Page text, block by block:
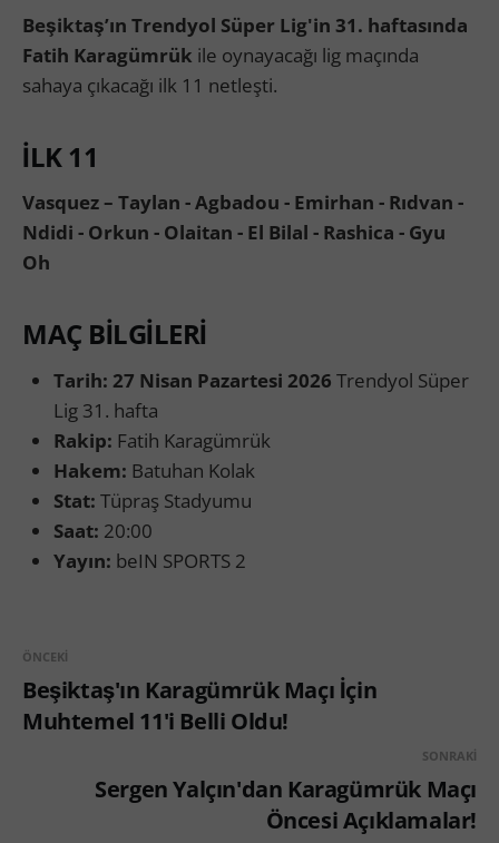
Beşiktaş’ın Trendyol Süper Lig'in 31. haftasında
Fatih Karagümrük ile oynayacağı lig maçında
sahaya çıkacağı ilk 11 netleşti.
İLK 11
Vasquez – Taylan - Agbadou - Emirhan - Rıdvan -
Ndidi - Orkun - Olaitan - El Bilal - Rashica - Gyu
Oh
MAÇ BİLGİLERİ
Tarih: 27 Nisan Pazartesi 2026 Trendyol Süper
Lig 31. hafta
Rakip: Fatih Karagümrük
Hakem: Batuhan Kolak
Stat: Tüpraş Stadyumu
Saat: 20:00
Yayın: beIN SPORTS 2
ÖNCEKI
Beşiktaş'ın Karagümrük Maçı İçin
Muhtemel 11'i Belli Oldu!
SONRAKI
Sergen Yalçın'dan Karagümrük Maçı
Öncesi Açıklamalar!